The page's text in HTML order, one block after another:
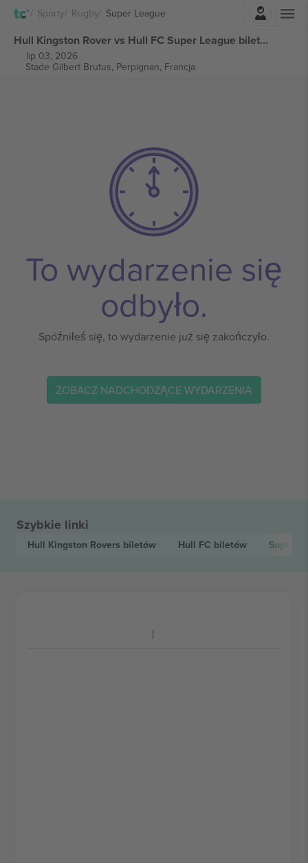
Sporty Rugby Super League
Hull Kingston Rover vs Hull FC Super League biletów
lip 03, 2026
Stade Gilbert Brutus, Perpignan, Francja
To wydarzenie się
odbyło.
Spóźniłeś się, to wydarzenie już się zakończyło.
ZOBACZ NADCHODZĄCE WYDARZENIA
Szybkie linki
Hull Kingston Rovers biletów Hull FC biletów Super